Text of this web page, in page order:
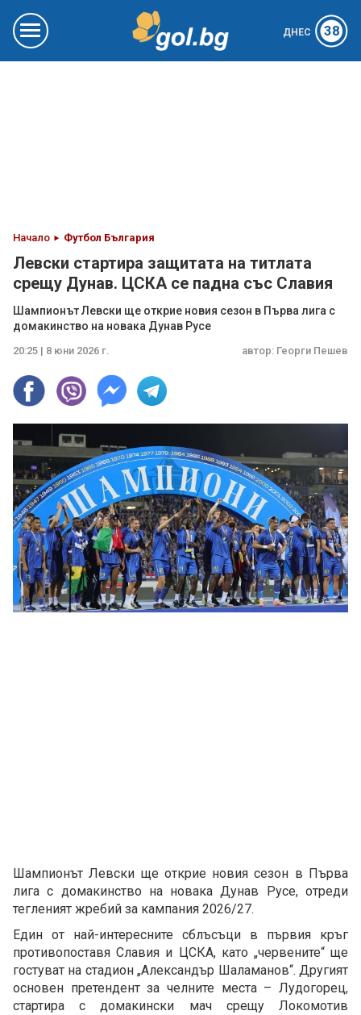
ДНЕС 38
Начало Футбол България
Левски стартира защитата на титлата
срещу Дунав. ЦСКА се падна със Славия
Шампионът Левски ще открие новия сезон в Първа лига с
домакинство на новака Дунав Русе
20:25 | 8 юни 2026 г. автор: Георги Пешев
Шампионът Левски ще открие новия сезон в Първа
лига с домакинство на новака Дунав Русе, отреди
тегленият жребий за кампания 2026/27.
Един от най-интересните сблъсъци в първия кръг
противопоставя Славия и ЦСКА, като „червените“ ще
гостуват на стадион „Александър Шаламанов“. Другият
основен претендент за челните места – Лудогорец,
стартира с домакински мач срещу Локомотив